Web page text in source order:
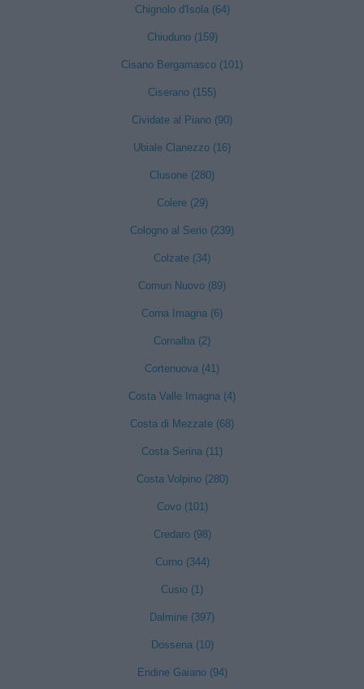
Chignolo d'Isola (64)
Chiuduno (159)
Cisano Bergamasco (101)
Ciserano (155)
Cividate al Piano (90)
Ubiale Clanezzo (16)
Clusone (280)
Colere (29)
Cologno al Serio (239)
Colzate (34)
Comun Nuovo (89)
Corna Imagna (6)
Cornalba (2)
Cortenuova (41)
Costa Valle Imagna (4)
Costa di Mezzate (68)
Costa Serina (11)
Costa Volpino (280)
Covo (101)
Credaro (98)
Curno (344)
Cusio (1)
Dalmine (397)
Dossena (10)
Endine Gaiano (94)